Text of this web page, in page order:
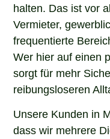
halten. Das ist vor
Vermieter,
frequentierte
Wer hier auf einen
sorgt für mehr
reibungsloseren
Unsere Kunden in
dass wir mehrere